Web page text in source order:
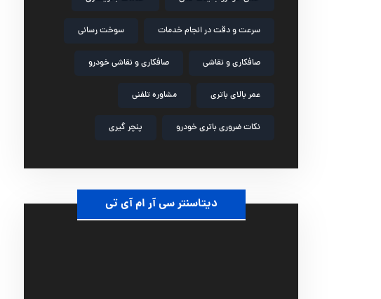
سرعت و دقت در انجام خدمات سوخت رسانی
صافکاری و نقاشی صافکاری و نقاشی خودرو
عمر بالای باتری مشاوره تلفنی
نکات ضروری باتری خودرو پنچر گیری
دیتاسنتر سی آر ام آی تی